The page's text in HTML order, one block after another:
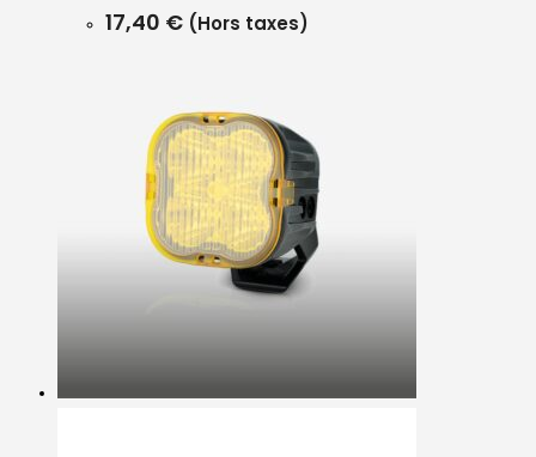
17,40 € (Hors taxes)